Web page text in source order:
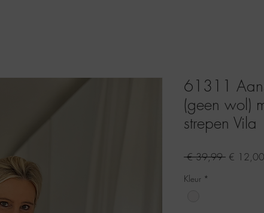
61311
(geen wol)
strepen Vila
€ 39,99 Normale
€ 12,00
Kleur *